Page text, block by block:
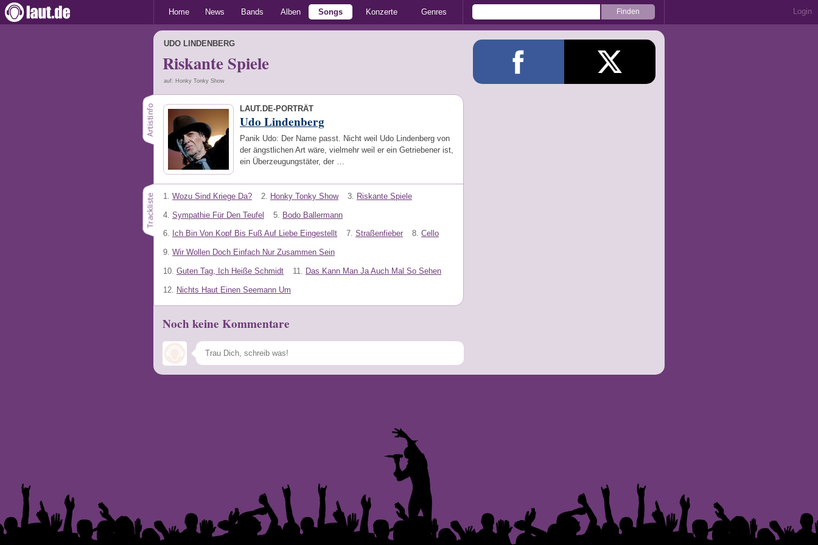
Home News Bands Alben Songs Konzerte Genres Login
UDO LINDENBERG
Riskante Spiele
auf: Honky Tonky Show
LAUT.DE-PORTRÄT
Udo Lindenberg
Panik Udo: Der Name passt. Nicht weil Udo Lindenberg von
der ängstlichen Art wäre, vielmehr weil er ein Getriebener ist,
ein Überzeugungstäter, der …
1. Wozu Sind Kriege Da? 2. Honky Tonky Show 3. Riskante Spiele
4. Sympathie Für Den Teufel 5. Bodo Ballermann
6. Ich Bin Von Kopf Bis Fuß Auf Liebe Eingestellt 7. Straßenfieber 8. Cello
9. Wir Wollen Doch Einfach Nur Zusammen Sein
10. Guten Tag, Ich Heiße Schmidt 11. Das Kann Man Ja Auch Mal So Sehen
12. Nichts Haut Einen Seemann Um
Noch keine Kommentare
Speichern